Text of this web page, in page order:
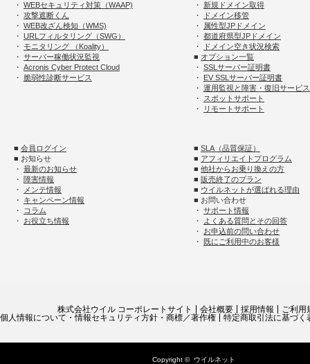
・ WEBセキュリティ対策（WAAP) ・ 新規ドメイン取得
・ 攻撃遮断くん ・
ドメイン移管
・ WEB改ざん検知（WMS) ・
属性型JPドメイン
・ URLフィルタリング（SWG） ・ 都道府県型JPドメイン
・ モニタリング （Koality） ・
ドメイン空き状況検索
・ サーバー稼働状況監視 ■ オプション一覧
・ Acronis Cyber Protect Cloud ・ SSLサーバー証明書
・ 脆弱性診断サービス ・ EV SSLサーバー証明書
・ 運用監視と障害・復旧サービス
・ スポットサポート
・
リモートサポート
■ 会員ログイン ■ SLA（品質保証）
■ お知らせ
■ アフィリエイトプログラム
・ 最新のお知らせ ■ 他社からお乗り換えの方
・ 障害情報 ■ 販売終了のプラン
・
メンテ情報 ■ ウイルネットが選ばれる理由
・ キャンペーン情報
■ お問い合わせ
・
コラム ・ サポート情報
・ お役立ち情報 ・
よくある質問とその回答
・ お申込前の問い合わせ
・ 既にご利用中のお客様
株式会社ウイル コーポレートサイト 会社概要 採用情報
ご利用
個人情報について・情報セキュリティ方針・商標／著作権
特定商取引法に基づく
Copyright © ウイルネット